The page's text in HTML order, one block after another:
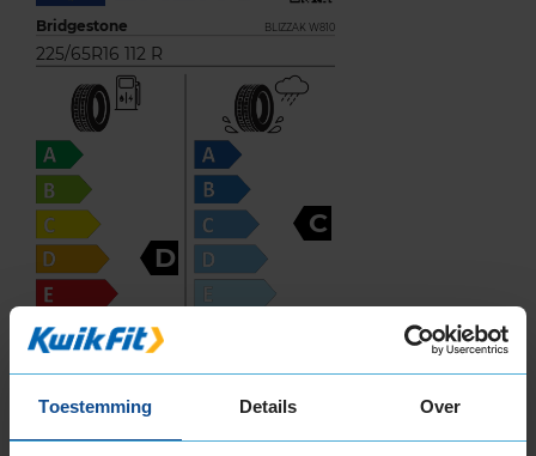
Toestemming Details Over
Bridgestone BLIZZAK W810
225/65R16 112 R
D
C